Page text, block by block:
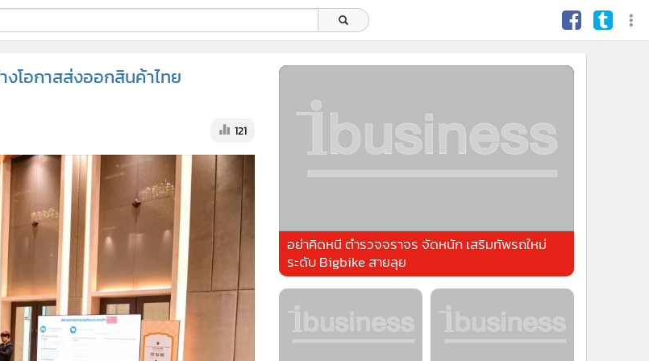
โอกาสส่งออกสินค้าไทย
121
อย่าคิดหนี ตำรวจจราจร จัดหนัก เสริมทัพรถใหม่
ระดับ Bigbike สายลุย